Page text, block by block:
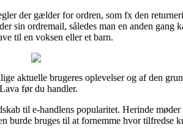
der gælder for ordren, som fx den
sin ordremail, således man en anden
til en voksen eller et barn.
aktuelle brugeres oplevelser og af den
før du handler.
til e-handlens popularitet. Herinde
burde bruges til at fornemme hvor tilfredse